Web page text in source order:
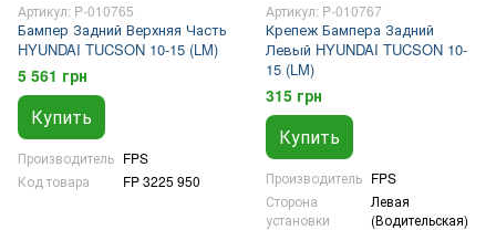
Артикул: P-010765
Бампер Задний Верхняя Часть
HYUNDAI TUCSON 10-15 (LM)
5 561 грн
Купить
Производитель FPS
Код товара
FP 3225 950
Артикул: P-010767
Крепеж Бампера Задний
Левый HYUNDAI TUCSON 10-
15 (LM)
315 грн
Купить
Производитель FPS
Сторона
установки
Левая
(Водительская)